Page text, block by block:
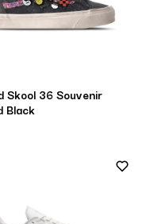
Skool 36 Souvenir
Black